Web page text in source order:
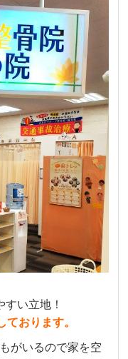
い立地！
おります。
がいるので家を空